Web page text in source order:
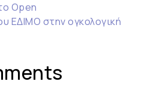
Open
ΕΔΙΜΟ στην ογκολογική